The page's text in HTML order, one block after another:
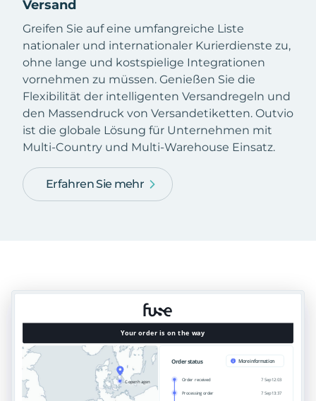
Versand
Greifen Sie auf eine umfangreiche Liste
nationaler und internationaler Kurierdienste zu,
ohne lange und kostspielige Integrationen
vornehmen zu müssen. Genießen Sie die
Flexibilität der intelligenten Versandregeln und
den Massendruck von Versandetiketten. Outvio
ist die globale Lösung für Unternehmen mit
Multi-Country und Multi-Warehouse Einsatz.
Erfahren Sie mehr